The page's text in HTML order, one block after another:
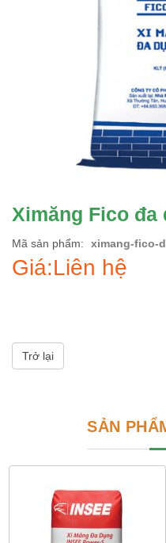
Ximăng Fico đa
Mã sản phẩm ximang-fico-
Giá:Liên hệ
Trở lại
SẢN